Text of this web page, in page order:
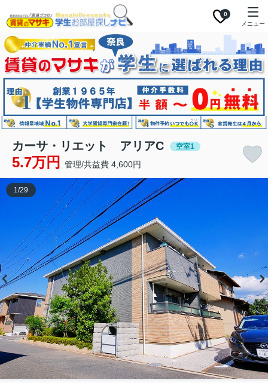
0
メニュー
カーサ・リエット アリアC 空室1
5.7万円 管理/共益費 4,600円
1/29